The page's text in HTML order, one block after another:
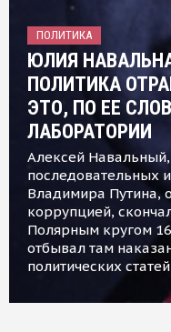
ПОЛИТИКА
ЮЛИЯ
ПОЛИТИКА
ЭТО, ПО ЕЕ
ЛАБОРАТОРИИ
Алексей
последовательных
Владимира Путина,
коррупцией,
Полярным кругом
отбывал там
политических статей